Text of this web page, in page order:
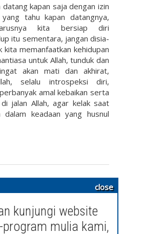
close
kunjungi website
mulia kami,
kapan saja dengan izin
tahu kapan datangnya,
kita bersiap diri
itu sementara, jangan disia-
kita memanfaatkan kehidupan
untuk Allah, tunduk dan
akan mati dan akhirat,
selalu introspeksi diri,
amal kebaikan serta
jalan Allah, agar kelak saat
dalam keadaan yang husnul
ARTICLES